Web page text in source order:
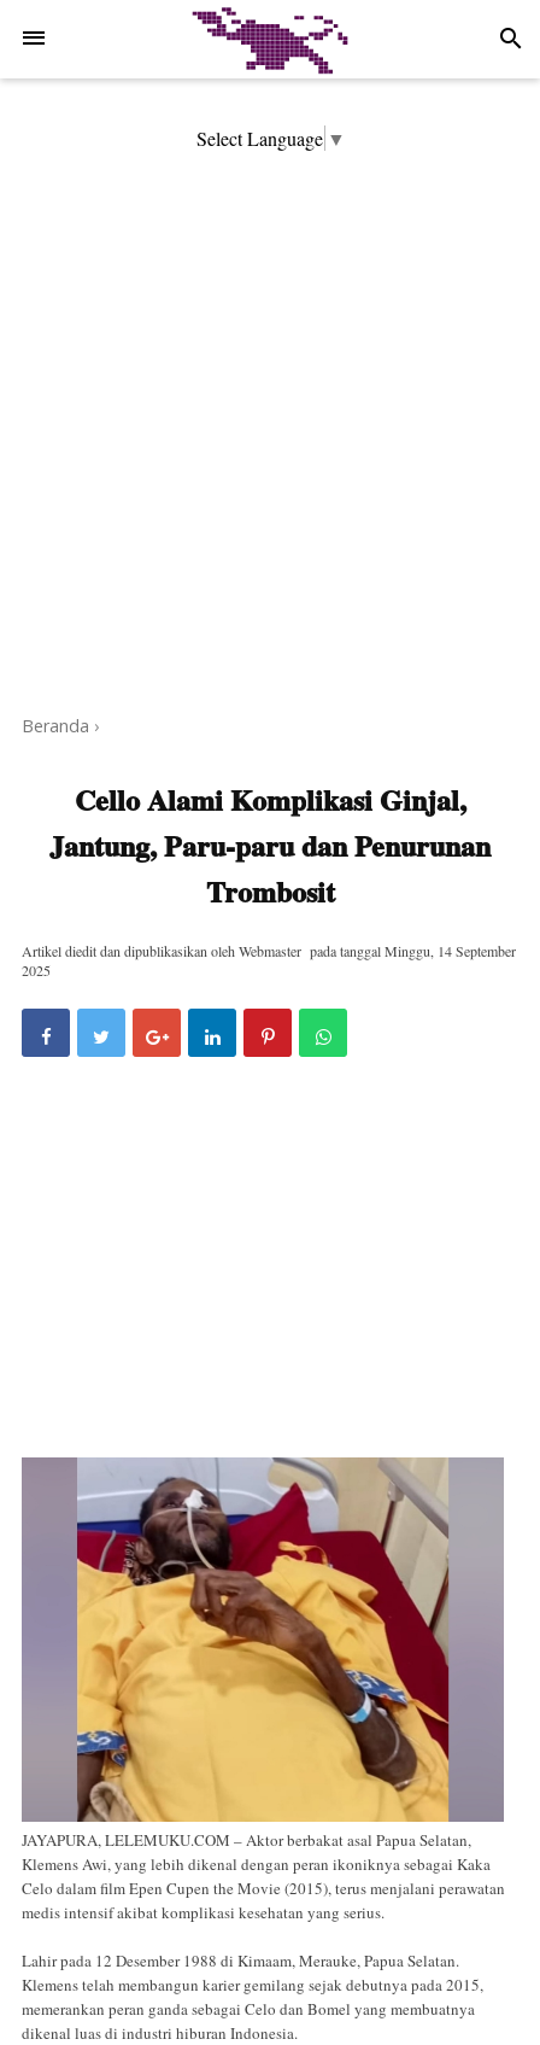
search
Select Language ▼
Beranda ›
Cello Alami Komplikasi Ginjal,
Jantung, Paru-paru dan Penurunan
Trombosit
Artikel diedit dan dipublikasikan oleh Webmaster pada tanggalMinggu, 14 September
2025
JAYAPURA, LELEMUKU.COM – Aktor berbakat asal Papua Selatan,
Klemens Awi, yang lebih dikenal dengan peran ikoniknya sebagai Kaka
Celo dalam film Epen Cupen the Movie (2015), terus menjalani perawatan
medis intensif akibat komplikasi kesehatan yang serius.
Lahir pada 12 Desember 1988 di Kimaam, Merauke, Papua Selatan.
Klemens telah membangun karier gemilang sejak debutnya pada 2015,
memerankan peran ganda sebagai Celo dan Bomel yang membuatnya
dikenal luas di industri hiburan Indonesia.